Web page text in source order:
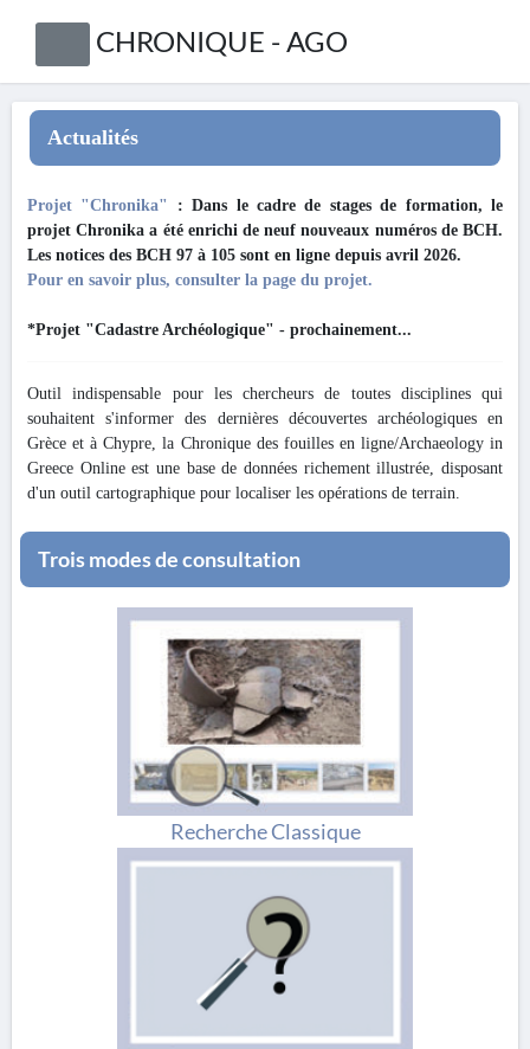
CHRONIQUE - AGO
Actualités
Projet "Chronika"
: Dans le cadre de stages de formation, le
projet Chronika a été enrichi de neuf nouveaux numéros de BCH.
Les notices des BCH 97 à 105 sont en ligne depuis avril 2026.
Pour en savoir plus, consulter la page du projet.
*Projet "Cadastre Archéologique" - prochainement...
Outil indispensable pour les chercheurs de toutes disciplines qui
souhaitent s'informer des dernières découvertes archéologiques en
Grèce et à Chypre, la Chronique des fouilles en ligne/Archaeology in
Greece Online est une base de données richement illustrée, disposant
d'un outil cartographique pour localiser les opérations de terrain.
Trois modes de consultation
Recherche Classique